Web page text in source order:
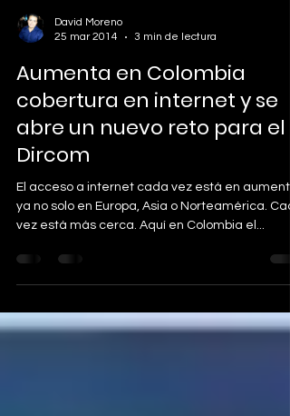
25 mar 2014
3 min de lectura
Aumenta en Colombia
cobertura en internet y se
abre un nuevo reto para el
Dircom
El acceso a internet cada vez está en
vez está más cerca. Aquí en Colombia el...